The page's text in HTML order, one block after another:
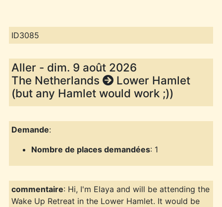
ID3085
Aller - dim. 9 août 2026
The Netherlands
Lower Hamlet
(but any Hamlet would work ;))
Demande:
Nombre de places demandées: 1
commentaire: Hi, I'm Elaya and will be attending the
Wake Up Retreat in the Lower Hamlet. It would be